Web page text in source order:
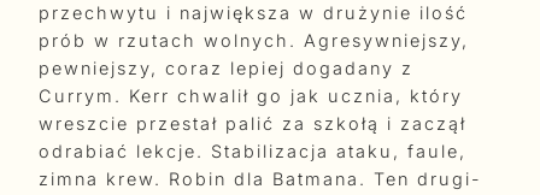
przechwytu i największa w drużynie ilość
prób w rzutach wolnych. Agresywniejszy,
pewniejszy, coraz lepiej dogadany z
Currym. Kerr chwalił go jak ucznia, który
wreszcie przestał palić za szkołą i zaczął
odrabiać lekcje. Stabilizacja ataku, faule,
zimna krew. Robin dla Batmana. Ten drugi-